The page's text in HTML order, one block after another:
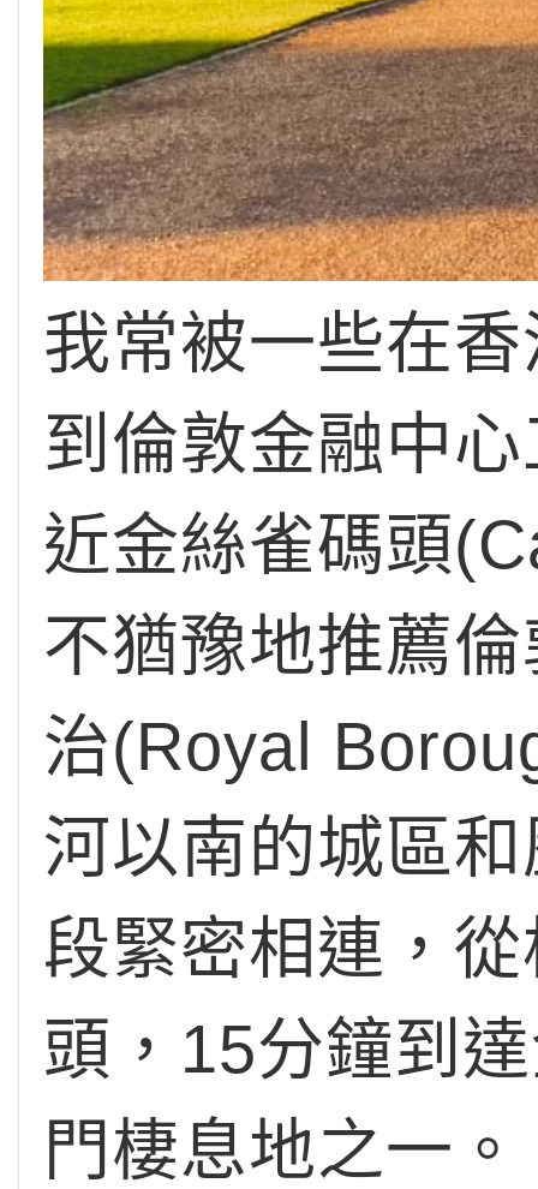
我常被一些在
到倫敦金融中
近金絲雀碼頭
不猶豫地推薦
治(Royal
河以南的城區
段緊密相連，
頭，15分鐘到
門棲息地之一。